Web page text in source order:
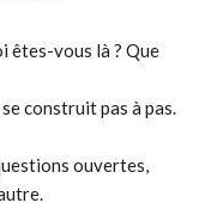
êtes-vous là ? Que
construit pas à pas.
ouvertes,